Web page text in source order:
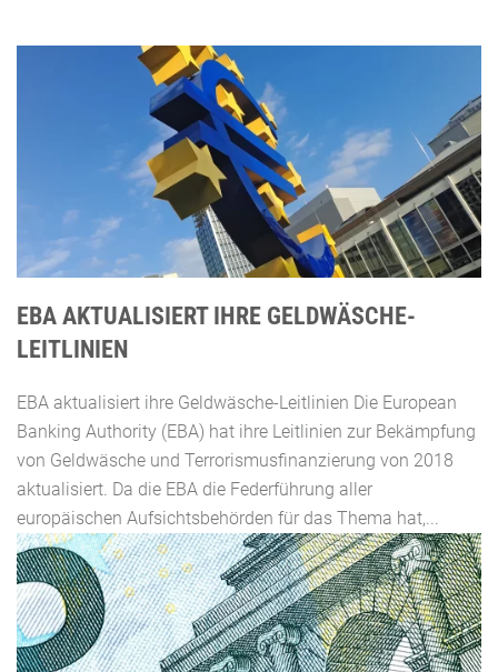
EBA AKTUALISIERT IHRE GELDWÄSCHE-
LEITLINIEN
EBA aktualisiert ihre Geldwäsche-Leitlinien Die European
Banking Authority (EBA) hat ihre Leitlinien zur Bekämpfung
von Geldwäsche und Terrorismusfinanzierung von 2018
aktualisiert. Da die EBA die Federführung aller
europäischen Aufsichtsbehörden für das Thema hat,...